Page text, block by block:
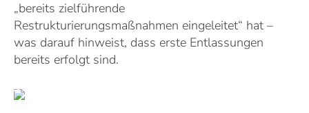
„bereits zielführende
Restrukturierungsmaßnahmen eingeleitet“ hat –
was darauf hinweist, dass erste Entlassungen
bereits erfolgt sind.